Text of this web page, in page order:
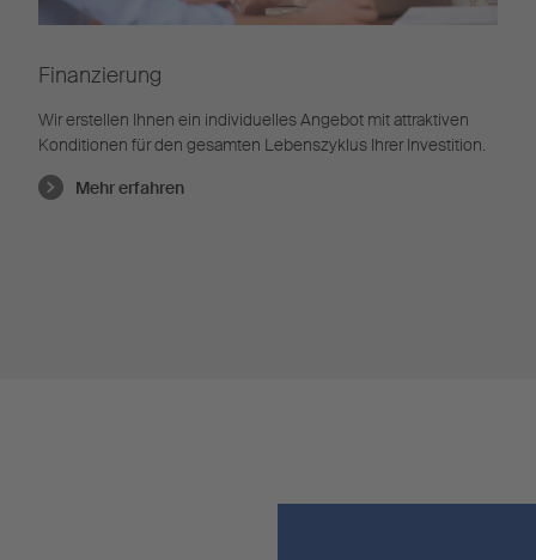
Finanzierung
Wir erstellen Ihnen ein individuelles Angebot mit attraktiven
Konditionen für den gesamten Lebenszyklus Ihrer Investition.
Mehr erfahren